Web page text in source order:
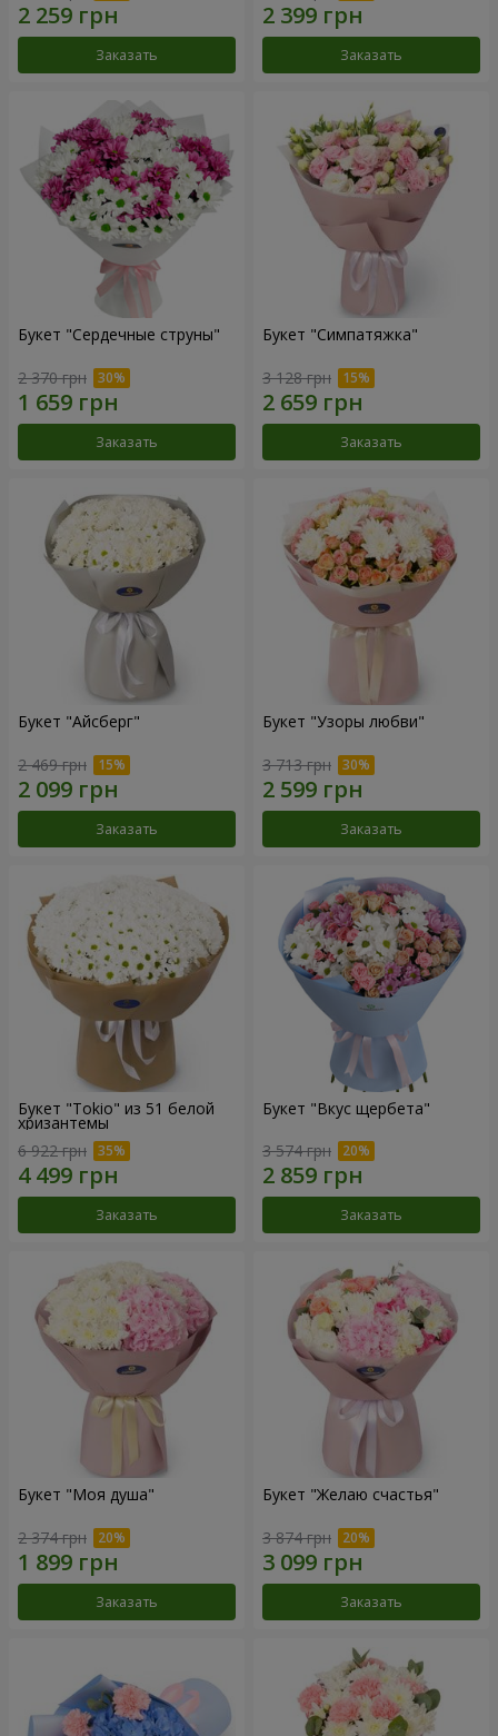
Заказать Заказать
Букет "Сердечные струны"
2 370 грн
Заказать
Букет "Симпатяжка"
3 128 грн
Заказать
Букет "Айсберг"
2 469 грн
Заказать
Букет "Узоры любви"
3 713 грн
Заказать
Букет "Tokio" из 51 белой
хризантемы
6 922 грн
Заказать
Букет "Вкус щербета"
3 574 грн
Заказать
Букет "Моя душа"
2 374 грн
Заказать
Букет "Желаю счастья"
3 874 грн
Заказать